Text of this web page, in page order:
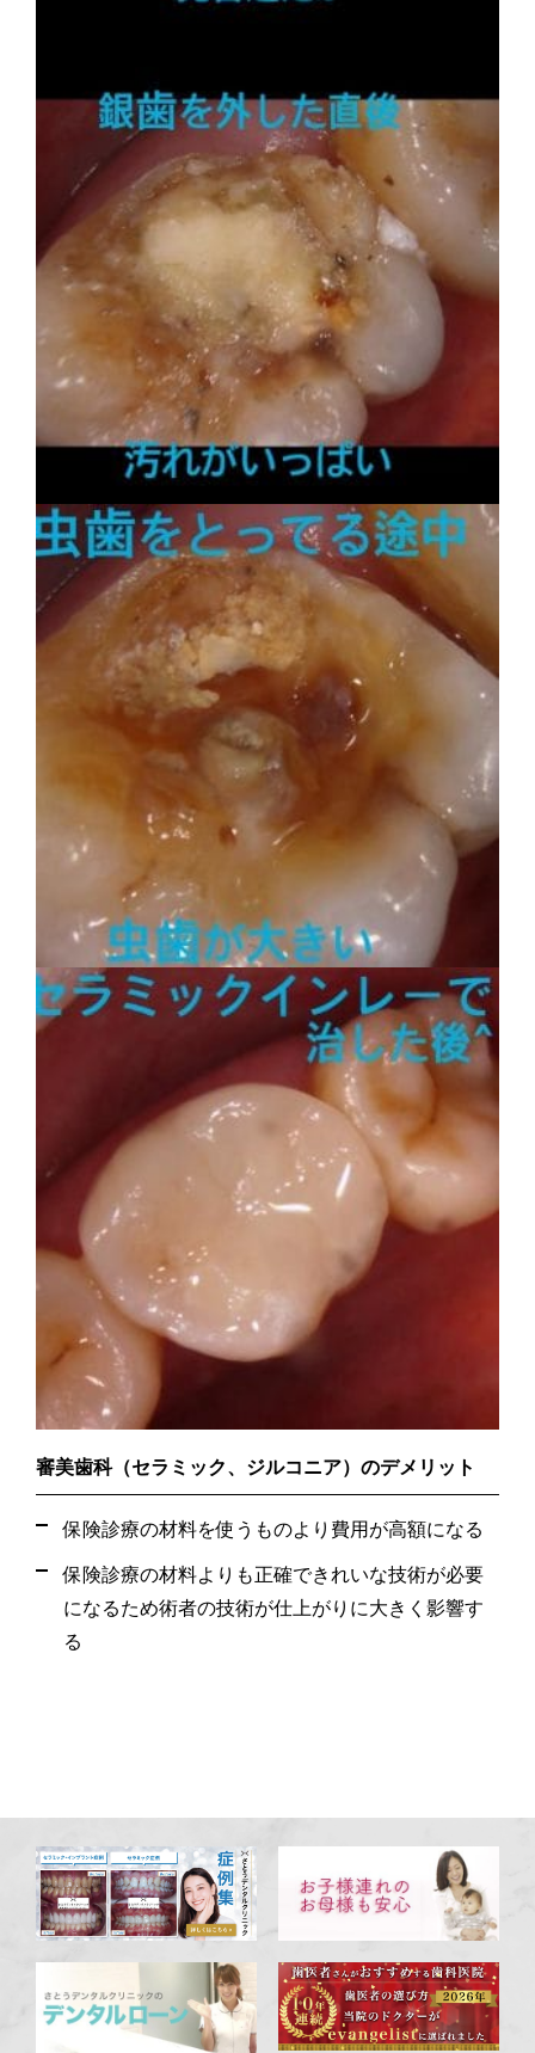
審美歯科（セラミック、ジルコニア）のデメリット
保険診療の材料を使うものより費用が高額になる
保険診療の材料よりも正確できれいな技術が必要
になるため術者の技術が仕上がりに大きく影響す
る